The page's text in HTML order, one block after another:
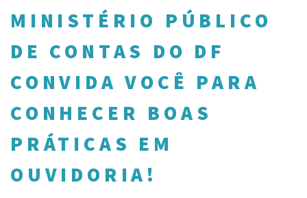
MINISTÉRIO PÚBLICO
DE CONTAS DO DF
CONVIDA VOCÊ PARA
CONHECER BOAS
PRÁTICAS EM
OUVIDORIA!